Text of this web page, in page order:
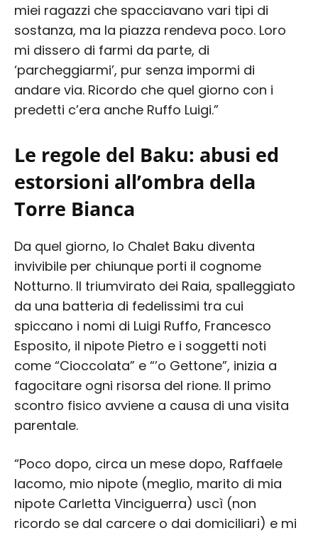
miei ragazzi che spacciavano vari tipi di
sostanza, ma la piazza rendeva poco. Loro
mi dissero di farmi da parte, di
‘parcheggiarmi’, pur senza impormi di
andare via. Ricordo che quel giorno con i
predetti c’era anche Ruffo Luigi.”
Le regole del Baku: abusi ed
estorsioni all’ombra della
Torre Bianca
Da quel giorno, lo Chalet Baku diventa
invivibile per chiunque porti il cognome
Notturno. Il triumvirato dei Raia, spalleggiato
da una batteria di fedelissimi tra cui
spiccano i nomi di Luigi Ruffo, Francesco
Esposito, il nipote Pietro e i soggetti noti
come “Cioccolata” e “’o Gettone”, inizia a
fagocitare ogni risorsa del rione. Il primo
scontro fisico avviene a causa di una visita
parentale.
“Poco dopo, circa un mese dopo, Raffaele
Iacomo, mio nipote (meglio, marito di mia
nipote Carletta Vinciguerra) uscì (non
ricordo se dal carcere o dai domiciliari) e mi